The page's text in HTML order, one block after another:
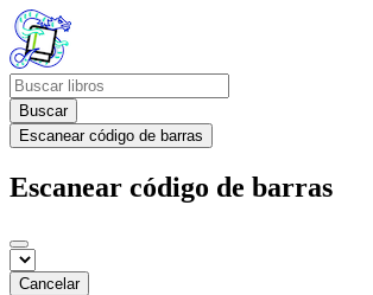
Buscar
Escanear código de barras
Escanear código de barras
Cancelar